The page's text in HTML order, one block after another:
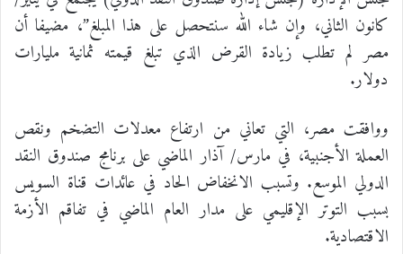
كانون الثاني، وإن شاء الله سنتحصل على هذا المبلغ”، مضيفا أن
مصر لم تطلب زيادة القرض الذي تبلغ قيمته ثمانية مليارات
دولار.
ووافقت مصر، التي تعاني من ارتفاع معدلات التضخم ونقص
العملة الأجنبية، في مارس/ آذار الماضي على برنامج صندوق النقد
الدولي الموسع. وتسبب الانخفاض الحاد في عائدات قناة السويس
بسبب التوتر الإقليمي على مدار العام الماضي في تفاقم الأزمة
الاقتصادية.